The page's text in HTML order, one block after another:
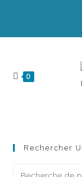
0
Rechercher
La Boutik' a